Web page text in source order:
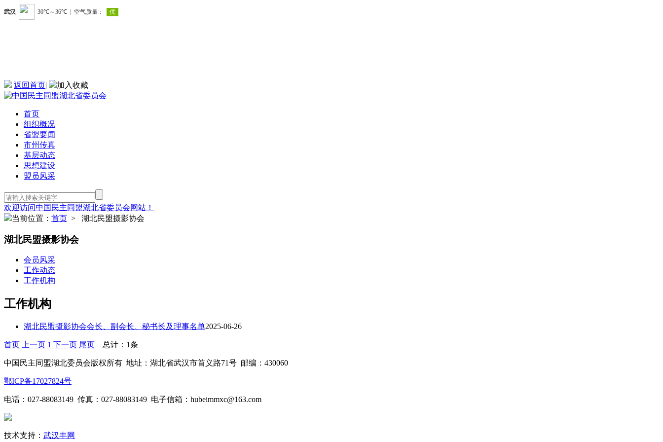
返回首页| 加入收藏
首页
组织概况
省盟要闻
市州传真
基层动态
思想建设
盟员风采
欢迎访问中国民主同盟湖北省委员会网站！
当前位置： 首页 > 湖北民盟摄影协会
湖北民盟摄影协会
会员风采
工作动态
工作机构
工作机构
湖北民盟摄影协会会长、副会长、秘书长及理事名单2025-06-26
首页 上一页 1 下一页 尾页 总计：1条
中国民主同盟湖北委员会版权所有 地址：湖北省武汉市首义路71号 邮编：430060
鄂ICP备17027824号
电话：027-88083149 传真：027-88083149 电子信箱：hubeimmxc@163.com
技术支持： 武汉丰网